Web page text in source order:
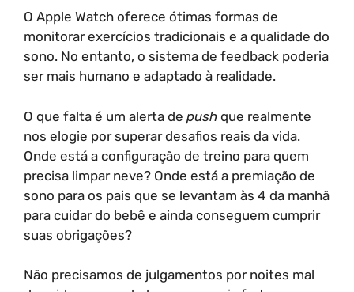
O Apple Watch oferece ótimas formas de
monitorar exercícios tradicionais e a qualidade do
sono. No entanto, o sistema de feedback poderia
ser mais humano e adaptado à realidade.
O que falta é um alerta de push que realmente
nos elogie por superar desafios reais da vida.
Onde está a configuração de treino para quem
precisa limpar neve? Onde está a premiação de
sono para os pais que se levantam às 4 da manhã
para cuidar do bebê e ainda conseguem cumprir
suas obrigações?
Não precisamos de julgamentos por noites mal